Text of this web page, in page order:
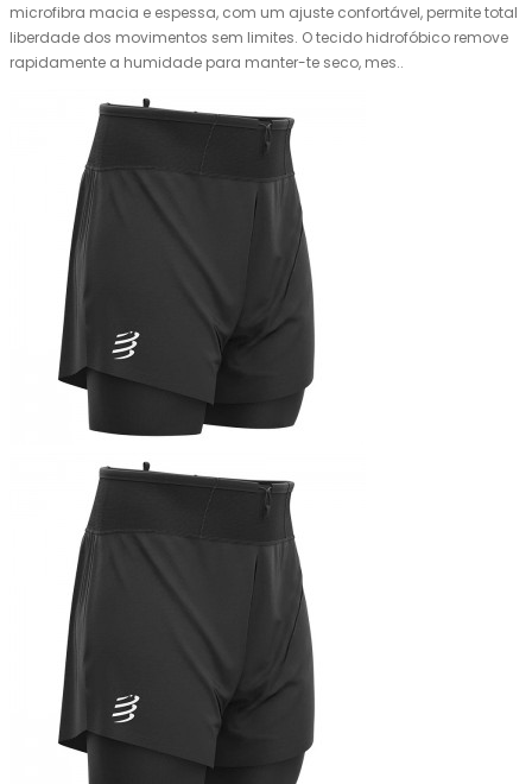
microfibra macia e espessa, com um ajuste confortável, permite total
liberdade dos movimentos sem limites. O tecido hidrofóbico remove
rapidamente a humidade para manter-te seco, mes..